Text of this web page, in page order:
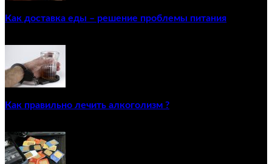
Как доставка еды – решение проблемы питания
Как правильно лечить алкоголизм ?